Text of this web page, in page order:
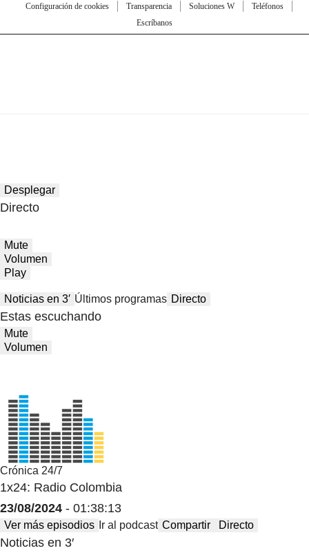
Configuración de cookies
Transparencia Soluciones W
Teléfonos
Escríbanos
Desplegar
Directo
Mute
Volumen
Play
Noticias en 3′ Últimos programas Directo
Estas escuchando
Mute
Volumen
Crónica 24/7
1x24: Radio Colombia
23/08/2024 - 01:38:13
Ver más episodios Ir al podcast Compartir Directo
Noticias en 3′